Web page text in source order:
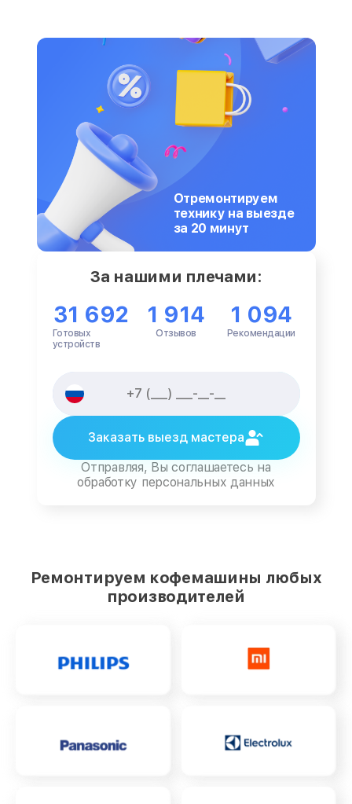
Отремонтируем
технику на выезде
за 20 минут
За нашими плечами:
31 692
Готовых
устройств
1 914
Отзывов
1 094
Рекомендации
Заказать выезд мастера
Отправляя, Вы соглашаетесь на
обработку персональных данных
Ремонтируем кофемашины любых
производителей